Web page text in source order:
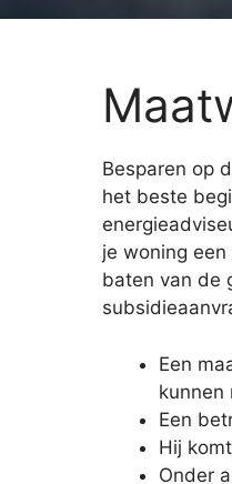
Besparen op
het beste
je woning
baten van de
Een
kunnen
Een
Hij
Onder